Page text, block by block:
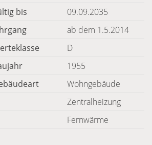
bis
09.09.2035
ab dem 1.5.2014
D
1955
Wohngebäude
Zentralheizung
Fernwärme